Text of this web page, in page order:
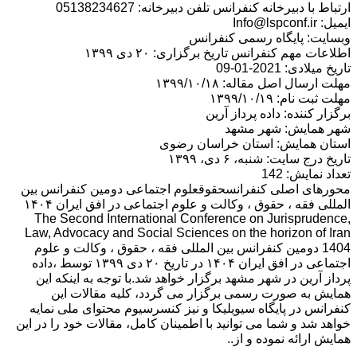
ارتباط با دبیرخانه کنفرانس تلفن دبیرخانه: 05138234627
ایمیل: Info@lspconf.ir
وبسایت: پایگاه رسمی کنفرانس
اطلاعات مهم کنفرانس تاریخ برگزاری: ۲۰ دی ۱۳۹۹
تاریخ میلادی: 2021-01-09
مهلت ارسال اصل مقاله: ۱۳۹۹/۱۰/۱۸
مهلت ثبت نام: ۱۳۹۹/۱۰/۱۹
برگزار کننده: داده پرداز آرین
شهر همایش: شهر مشهد
استان همایش: استان خراسان رضوى
تاریخ درج سایت: شنبه، ۶ دی، ۱۳۹۹
تعداد نمایش: 142
محورهای اصلی کنفرانسحقوقعلوم اجتماعی دومین کنفرانس بین
المللی فقه ، حقوق ، وکالت و علوم اجتماعی در افق ایران ۱۴۰۴
The Second International Conference on Jurisprudence,
Law, Advocacy and Social Sciences on the horizon of Iran
1404 دومین کنفرانس بین المللی فقه ، حقوق ، وکالت و علوم
اجتماعی در افق ایران ۱۴۰۴ در تاریخ ۲۰ دی ۱۳۹۹ توسط ،داده
پرداز آرین در شهر مشهد برگزار خواهد شد.با توجه به اینکه این
همایش به صورت رسمی برگزار می گردد، کلیه مقالات این
کنفرانس در پایگاه سیویلیکا و نیز کنسرسیوم محتوای ملی نمایه
خواهد شد و شما می توانید با اطمینان کامل، مقالات خود را در این
همایش ارائه نموده و از..